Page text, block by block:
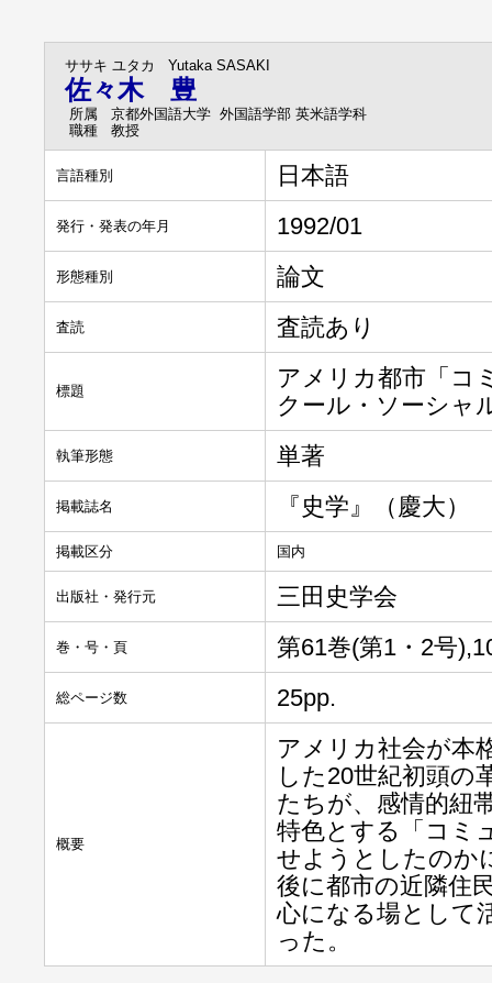
ササキ ユタカ Yutaka SASAKI
佐々木 豊
所属
京都外国語大学 外国語学部 英米語学科
職種
教授
言語種別 日本語
発行・発表の年月 1992/01
形態種別 論文
査読 査読あり
標題
アメリカ都市「コ
クール・ソーシャ
執筆形態 単著
掲載誌名 『史学』（慶大）
掲載区分 国内
出版社・発行元 三田史学会
巻・号・頁 第61巻(第1・2号
総ページ数 25pp.
概要
アメリカ社会が本
した20世紀初頭の
たちが、感情的紐
特色とする「コミ
せようとしたのか
後に都市の近隣住
心になる場として
った。